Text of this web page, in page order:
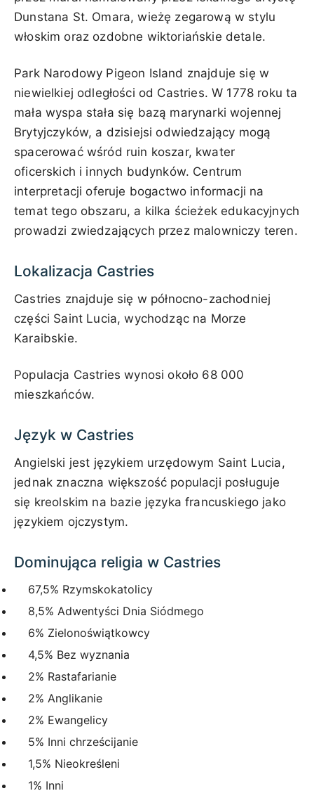
Dunstana St. Omara, wieżę zegarową w stylu
włoskim oraz ozdobne wiktoriańskie detale.
Park Narodowy Pigeon Island znajduje się w
niewielkiej odległości od Castries. W 1778 roku ta
mała wyspa stała się bazą marynarki wojennej
Brytyjczyków, a dzisiejsi odwiedzający mogą
spacerować wśród ruin koszar, kwater
oficerskich i innych budynków. Centrum
interpretacji oferuje bogactwo informacji na
temat tego obszaru, a kilka ścieżek edukacyjnych
prowadzi zwiedzających przez malowniczy teren.
Lokalizacja Castries
Castries znajduje się w północno-zachodniej
części Saint Lucia, wychodząc na Morze
Karaibskie.
Populacja Castries wynosi około 68 000
mieszkańców.
Język w Castries
Angielski jest językiem urzędowym Saint Lucia,
jednak znaczna większość populacji posługuje
się kreolskim na bazie języka francuskiego jako
językiem ojczystym.
Dominująca religia w Castries
67,5% Rzymskokatolicy
8,5% Adwentyści Dnia Siódmego
6% Zielonoświątkowcy
4,5% Bez wyznania
2% Rastafarianie
2% Anglikanie
2% Ewangelicy
5% Inni chrześcijanie
1,5% Nieokreśleni
1% Inni